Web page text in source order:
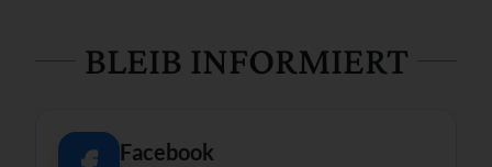
BLEIB INFORMIERT
Facebook